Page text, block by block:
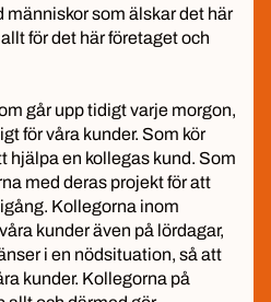
människor som älskar det här
för det här företaget och
går upp tidigt varje morgon,
för våra kunder. Som kör
hjälpa en kollegas kund. Som
med deras projekt för att
Kollegorna inom
kunder även på lördagar,
i en nödsituation, så att
kunder. Kollegorna på